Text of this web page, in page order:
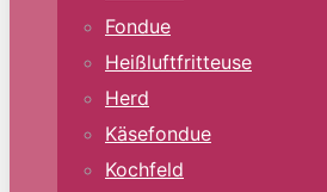
Fondue
Heißluftfritteuse
Herd
Käsefondue
Kochfeld